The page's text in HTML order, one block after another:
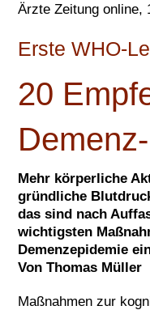
Ärzte Zeitung online,
Erste WHO-
20
Mehr körperliche
gründliche
das sind nach
wichtigsten
Demenzepidemie
Von Thomas Müller
Maßnahmen zur